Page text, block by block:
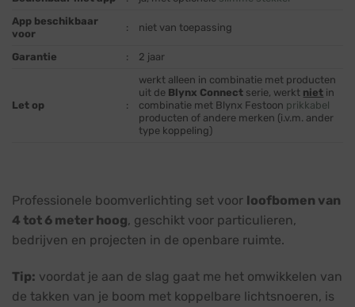
App beschikbaar
voor
: niet van toepassing
Garantie : 2 jaar
Let op :
werkt alleen in combinatie met producten
uit de Blynx Connect serie, werkt niet in
combinatie met Blynx Festoon prikkabel
producten of andere merken (i.v.m. ander
type koppeling)
Professionele boomverlichting set voor loofbomen van
4 tot 6 meter hoog, geschikt voor particulieren,
bedrijven en projecten in de openbare ruimte.
Tip: voordat je aan de slag gaat me het omwikkelen van
de takken van je boom met koppelbare lichtsnoeren, is